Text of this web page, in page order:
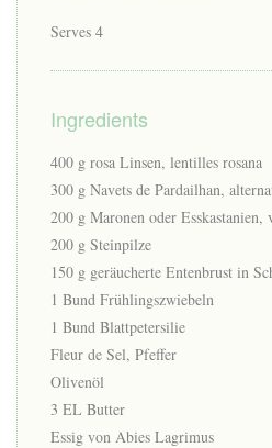
Serves 4
Ingredients
400 g rosa Linsen, lentilles rosana
300 g Navets de Pardailhan,
200 g Maronen oder Esskastanien,
200 g Steinpilze
150 g geräucherte Entenbrust in
1 Bund Frühlingszwiebeln
1 Bund Blattpetersilie
Fleur de Sel, Pfeffer
Olivenöl
3 EL Butter
Essig von Abies Lagrimus